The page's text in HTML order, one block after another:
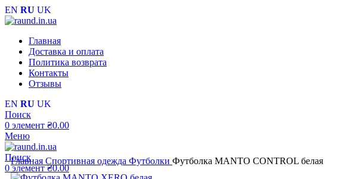
EN RU UK
Главная
Доставка и оплата
Политика возврата
Контакты
Отзывы
EN RU UK
Поиск
0 элемент ₴0.00
Меню
Поиск
0элемент ₴0.00
Главная Cпортивная одежда Футболки Футболка MANTO CONTROL белая